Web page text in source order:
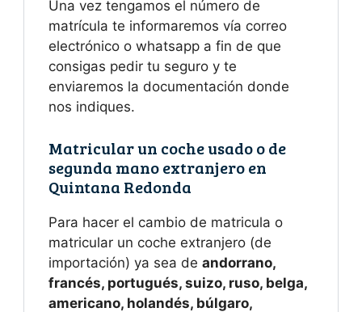
Una vez tengamos el número de
matrícula te informaremos vía correo
electrónico o whatsapp a fin de que
consigas pedir tu seguro y te
enviaremos la documentación donde
nos indiques.
Matricular un coche usado o de
segunda mano extranjero en
Quintana Redonda
Para hacer el cambio de matricula o
matricular un coche extranjero (de
importación) ya sea de andorrano,
francés, portugués, suizo, ruso, belga,
americano, holandés, búlgaro,